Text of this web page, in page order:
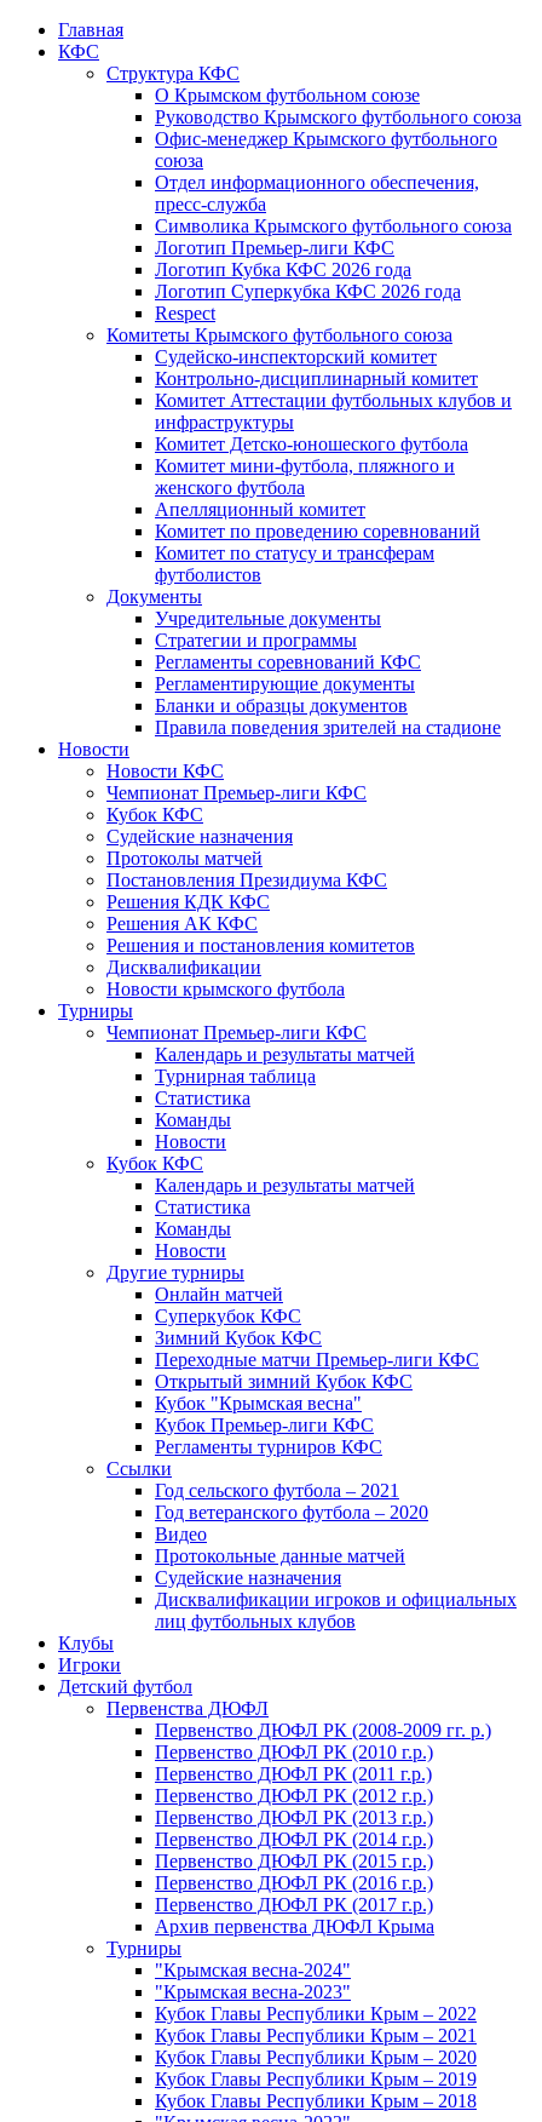
Главная
КФС
Структура КФС
О Крымском футбольном союзе
Руководство Крымского футбольного союза
Офис-менеджер Крымского футбольного
союза
Отдел информационного обеспечения,
пресс-служба
Символика Крымского футбольного союза
Логотип Премьер-лиги КФС
Логотип Кубка КФС 2026 года
Логотип Суперкубка КФС 2026 года
Respect
Комитеты Крымского футбольного союза
Судейско-инспекторский комитет
Контрольно-дисциплинарный комитет
Комитет Аттестации футбольных клубов и
инфраструктуры
Комитет Детско-юношеского футбола
Комитет мини-футбола, пляжного и
женского футбола
Апелляционный комитет
Комитет по проведению соревнований
Комитет по статусу и трансферам
футболистов
Документы
Учредительные документы
Стратегии и программы
Регламенты соревнований КФС
Регламентирующие документы
Бланки и образцы документов
Правила поведения зрителей на стадионе
Новости
Новости КФС
Чемпионат Премьер-лиги КФС
Кубок КФС
Судейские назначения
Протоколы матчей
Постановления Президиума КФС
Решения КДК КФС
Решения АК КФС
Решения и постановления комитетов
Дисквалификации
Новости крымского футбола
Турниры
Чемпионат Премьер-лиги КФС
Календарь и результаты матчей
Турнирная таблица
Статистика
Команды
Новости
Кубок КФС
Календарь и результаты матчей
Статистика
Команды
Новости
Другие турниры
Онлайн матчей
Суперкубок КФС
Зимний Кубок КФС
Переходные матчи Премьер-лиги КФС
Открытый зимний Кубок КФС
Кубок "Крымская весна"
Кубок Премьер-лиги КФС
Регламенты турниров КФС
Ссылки
Год сельского футбола – 2021
Год ветеранского футбола – 2020
Видео
Протокольные данные матчей
Судейские назначения
Дисквалификации игроков и официальных
лиц футбольных клубов
Клубы
Игроки
Детский футбол
Первенства ДЮФЛ
Первенство ДЮФЛ РК (2008-2009 гг. р.)
Первенство ДЮФЛ РК (2010 г.р.)
Первенство ДЮФЛ РК (2011 г.р.)
Первенство ДЮФЛ РК (2012 г.р.)
Первенство ДЮФЛ РК (2013 г.р.)
Первенство ДЮФЛ РК (2014 г.р.)
Первенство ДЮФЛ РК (2015 г.р.)
Первенство ДЮФЛ РК (2016 г.р.)
Первенство ДЮФЛ РК (2017 г.р.)
Архив первенства ДЮФЛ Крыма
Турниры
"Крымская весна-2024"
"Крымская весна-2023"
Кубок Главы Республики Крым – 2022
Кубок Главы Республики Крым – 2021
Кубок Главы Республики Крым – 2020
Кубок Главы Республики Крым – 2019
Кубок Главы Республики Крым – 2018